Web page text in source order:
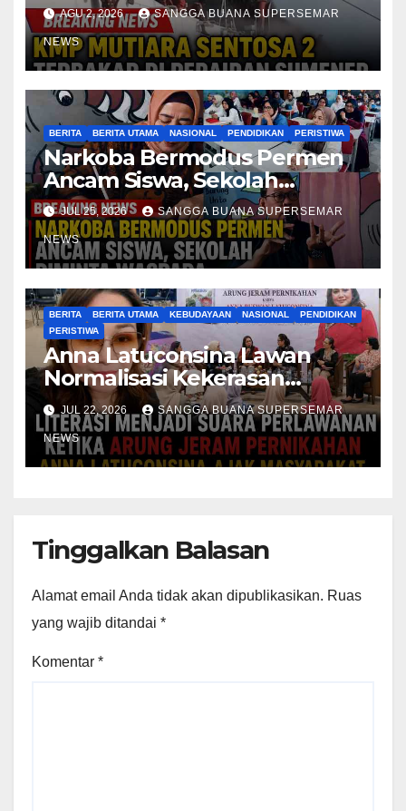
AGU 2, 2026 SANGGA BUANA SUPERSEMAR
NEWS
BERITA BERITA UTAMA NASIONAL PENDIDIKAN PERISTIWA
Narkoba Bermodus Permen
Ancam Siswa, Sekolah
Diminta Waspada
JUL 25, 2026 SANGGA BUANA SUPERSEMAR
NEWS
BERITA BERITA UTAMA KEBUDAYAAN NASIONAL
PENDIDIKAN
PERISTIWA
Anna Latuconsina Lawan
Normalisasi Kekerasan
Perempuan
JUL 22, 2026 SANGGA BUANA SUPERSEMAR
NEWS
Tinggalkan Balasan
Alamat email Anda tidak akan dipublikasikan. Ruas
yang wajib ditandai *
Komentar *